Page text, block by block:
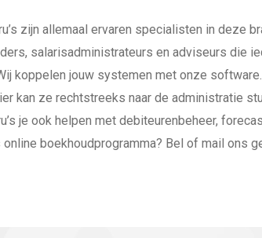
zijn allemaal ervaren specialisten in deze
salarisadministrateurs en adviseurs die
koppelen jouw systemen met onze
kan ze rechtstreeks naar de administratie
je ook helpen met debiteurenbeheer,
boekhoudprogramma? Bel of mail ons